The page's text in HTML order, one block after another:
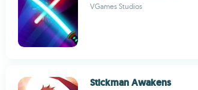
VGames Studios
Stickman Awakens